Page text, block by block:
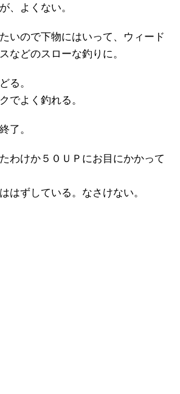
、よくない。
いので下物にはいって、ウィード
などのスローな釣りに。
る。
でよく釣れる。
了。
わけか５０ＵＰにお目にかかって
はずしている。なさけない。